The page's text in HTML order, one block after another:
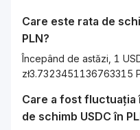
Care este rata de
PLN?
Începând de astăzi, 1
zł3.7323451136763315
Care a fost fluctuația
de schimb USDCîn